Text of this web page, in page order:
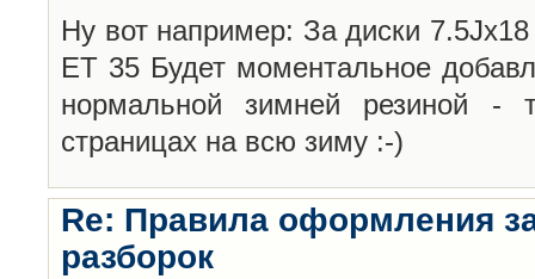
Ну вот например: За диски
ET 35 Будет моментальное
нормальной зимней резиной
страницах на всю зиму :-)
Re: Правила оформления
разборок